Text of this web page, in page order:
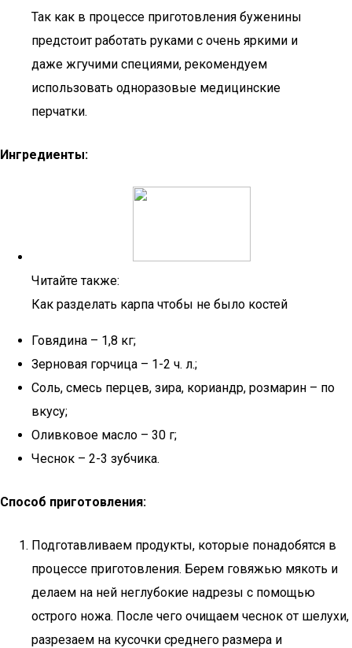
Так как в процессе приготовления буженины
предстоит работать руками с очень яркими и
даже жгучими специями, рекомендуем
использовать одноразовые медицинские
перчатки.
Ингредиенты:
Читайте также:
Как разделать карпа чтобы не было костей
Говядина – 1,8 кг;
Зерновая горчица – 1-2 ч. л.;
Соль, смесь перцев, зира, кориандр, розмарин – по
вкусу;
Оливковое масло – 30 г;
Чеснок – 2-3 зубчика.
Способ приготовления:
Подготавливаем продукты, которые понадобятся в
процессе приготовления. Берем говяжью мякоть и
делаем на ней неглубокие надрезы с помощью
острого ножа. После чего очищаем чеснок от шелухи,
разрезаем на кусочки среднего размера и